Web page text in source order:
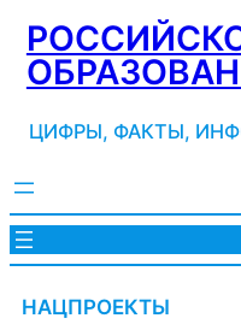
Перейти
содержимому
ЦИФРЫ, ФАКТЫ,
НАЦПРОЕКТЫ